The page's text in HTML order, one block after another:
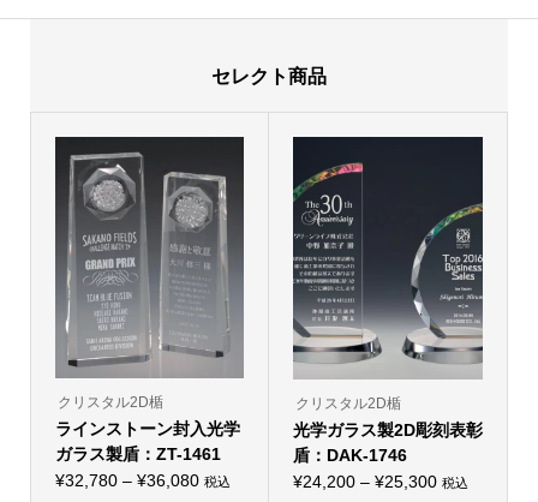
セレクト商品
クリスタル2D楯
ラインストーン封入光学
ガラス製盾：ZT-1461
¥32,780 – ¥36,080価税込
クリスタル2D楯
光学ガラス製2D彫刻表彰
盾：DAK-1746
¥24,200 – ¥25,300価税込